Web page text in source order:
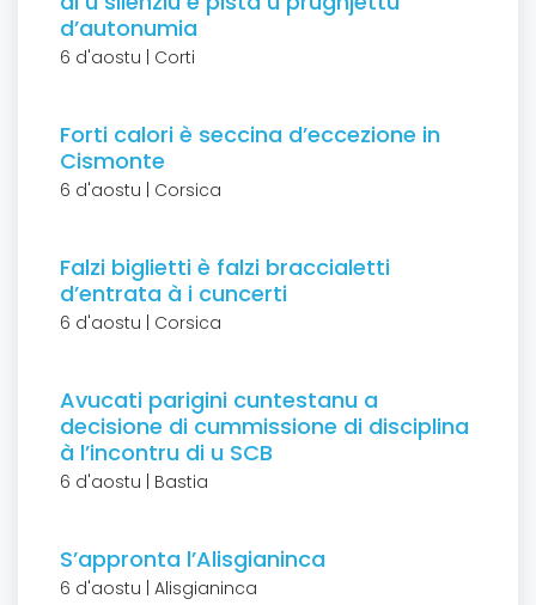
d’autonumia
6 d'aostu | Corti
Forti calori è seccina d’eccezione in
Cismonte
6 d'aostu | Corsica
Falzi biglietti è falzi braccialetti
d’entrata à i cuncerti
6 d'aostu | Corsica
Avucati parigini cuntestanu a
decisione di cummissione di disciplina
à l’incontru di u SCB
6 d'aostu | Bastia
S’appronta l’Alisgianinca
6 d'aostu | Alisgianinca